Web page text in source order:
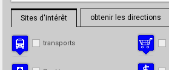
Sites d'intérêt obtenir les directions
transports